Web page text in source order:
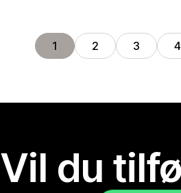
1 2 3 4
Vil du